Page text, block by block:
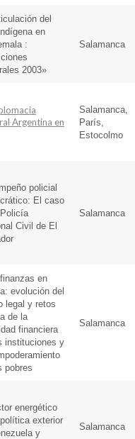
del
en
:
2003»
Salamanca
Argentina en
Salamanca,
París,
Estocolmo
policial
El caso
Civil de El
Salamanca
en
evolución del
legal y retos
de la
financiera
instituciones y
pobres
Salamanca
energético
exterior
y
Salamanca